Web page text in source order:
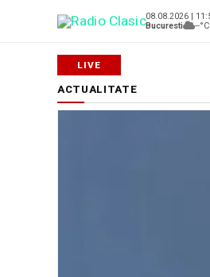
08.08.2026 |
Bucuresti
--°C
ACTUALITATE